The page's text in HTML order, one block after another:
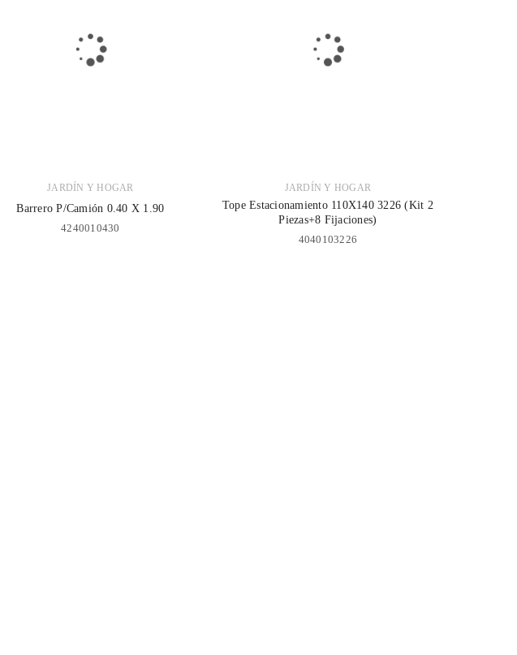
JARDÍN Y HOGAR
Barrero P/Camión 0.40 X 1.90
4240010430
JARDÍN Y HOGAR
Tope Estacionamiento 110X140 3226 (Kit 2
Piezas+8 Fijaciones)
4040103226